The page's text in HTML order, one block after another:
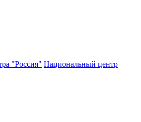
Национальный центр